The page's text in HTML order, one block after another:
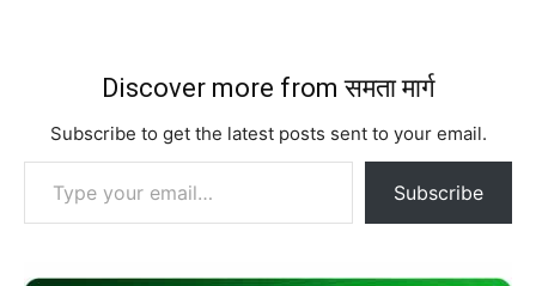
Discover more from समता मार्ग
Subscribe to get the latest posts sent to your email.
Type your email…
Subscribe